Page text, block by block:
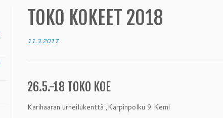
TOKO KOKEET 2018
11.3.2017
26.5.-18 TOKO KOE
Karihaaran urheilukenttä ,Karpinpolku 9 Kemi